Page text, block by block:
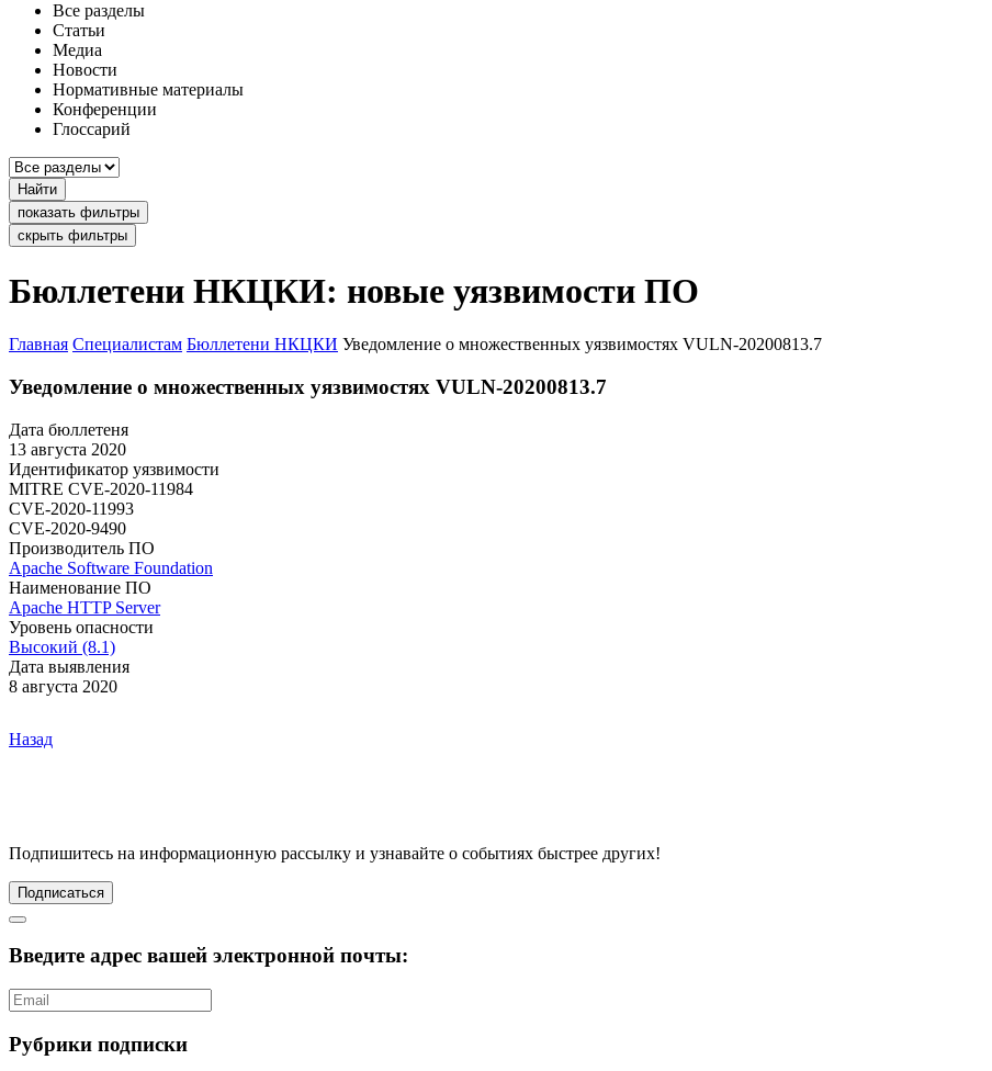
Все разделы
Статьи
Медиа
Новости
Нормативные материалы
Конференции
Глоссарий
Найти
показать фильтры
скрыть фильтры
Бюллетени НКЦКИ: новые уязвимости ПО
Главная Специалистам Бюллетени НКЦКИ Уведомление о множественных уязвимостях VULN-20200813.7
Уведомление о множественных уязвимостях VULN-20200813.7
Дата бюллетеня
13 августа 2020
Идентификатор уязвимости
MITRE CVE-2020-11984
CVE-2020-11993
CVE-2020-9490
Производитель ПО
Apache Software Foundation
Наименование ПО
Apache HTTP Server
Уровень опасности
Высокий (8.1)
Дата выявления
8 августа 2020
Назад
Подпишитесь на информационную рассылку и узнавайте о событиях быстрее других!
Подписаться
Введите адрес вашей электронной почты:
Рубрики подписки